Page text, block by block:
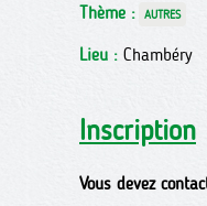
Thème : AUTRES
Lieu : Chambéry
Inscription
Vous devez